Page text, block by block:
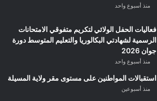
منذ أسبوع واحد
فعاليات الحفل الولائي لتكريم متفوقي الامتحانات
الرسمية لشهادتي البكالوريا والتعليم المتوسط دورة
جوان 2026
منذ أسبوع واحد
استقبالات المواطنين على مستوى مقر ولاية المسيلة
منذ أسبوعين